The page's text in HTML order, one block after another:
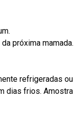
próxima mamada.
refrigeradas ou
dias frios. Amostra